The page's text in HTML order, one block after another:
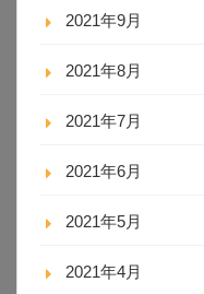
2021年9月
2021年8月
2021年7月
2021年6月
2021年5月
2021年4月